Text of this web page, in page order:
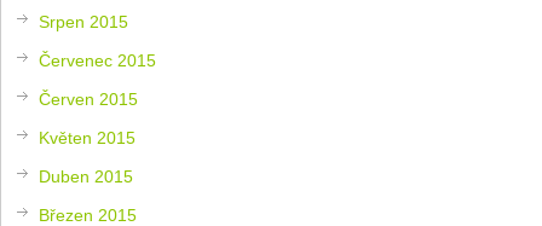
Srpen 2015
Červenec 2015
Červen 2015
Květen 2015
Duben 2015
Březen 2015